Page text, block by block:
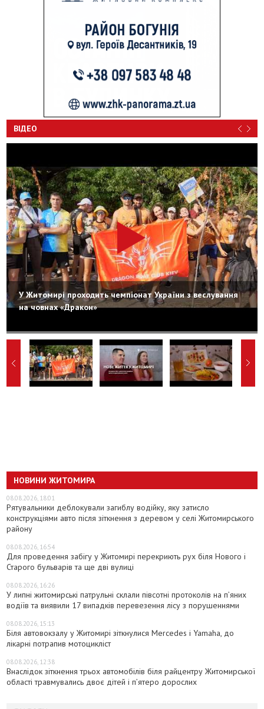
ВІДЕО
У Житомирі проходить чемпіонат України з веслування
на човнах «Дракон»
НОВИНИ ЖИТОМИРА
08.08.2026, 18:01
Рятувальники деблокували загиблу водійку, яку затисло
конструкціями авто після зіткнення з деревом у селі Житомирського
району
08.08.2026, 16:54
Для проведення забігу у Житомирі перекриють рух біля Нового і
Старого бульварів та ще дві вулиці
08.08.2026, 16:26
У липні житомирські патрульні склали півсотні протоколів на пʼяних
водіїв та виявили 17 випадків перевезення лісу з порушеннями
08.08.2026, 15:13
Біля автовокзалу у Житомирі зіткнулися Mercedes і Yamaha, до
лікарні потрапив мотоцикліст
08.08.2026, 12:38
Внаслідок зіткнення трьох автомобілів біля райцентру Житомирської
області травмувались двоє дітей і пʼятеро дорослих